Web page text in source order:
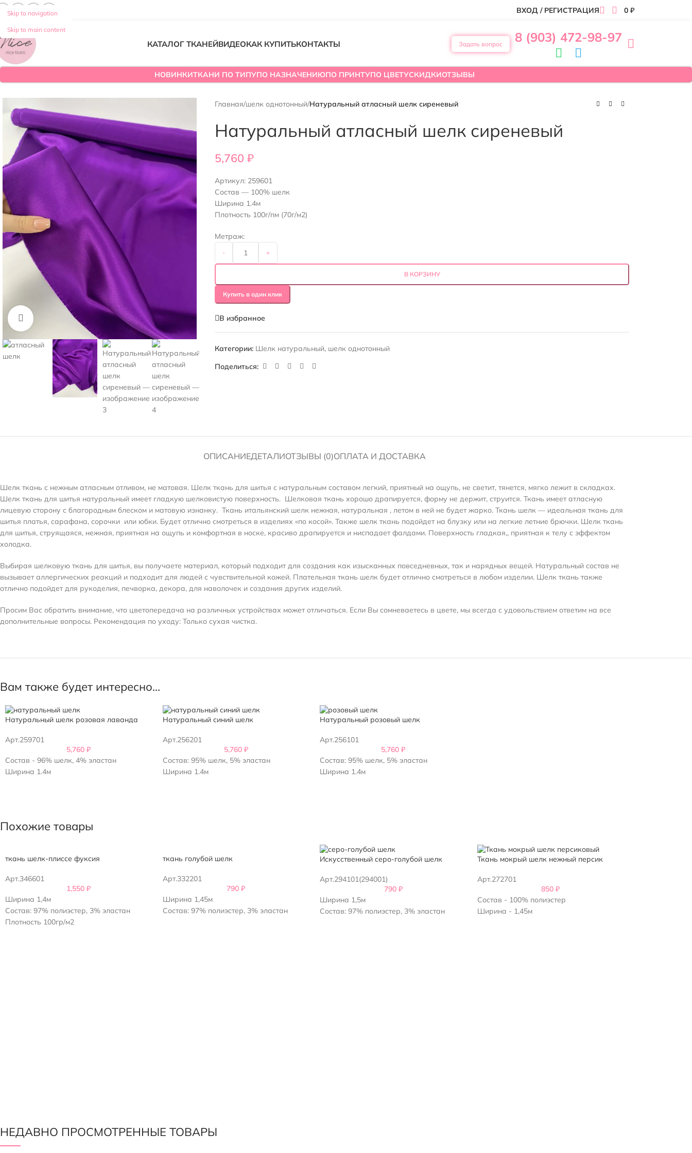
Skip to navigation
Skip to main content
ВХОД / РЕГИСТРАЦИЯ 0 ₽
КАТАЛОГ ТКАНЕЙВИДЕОКАК КУПИТЬКОНТАКТЫ Задать вопрос 8 (903) 472-98-97
НОВИНКИТКАНИ ПО ТИПУПО НАЗНАЧЕНИЮПО ПРИНТУПО ЦВЕТУСКИДКИОТЗЫВЫ
Нажмите, чтобы увеличить
Главная/шелк однотонный/Натуральный атласный шелк сиреневый
Натуральный атласный шелк сиреневый
5,760₽
Артикул: 259601
Состав — 100% шелк
Ширина 1.4м
Плотность 100г/пм (70г/м2)
Метраж:
- +
В КОРЗИНУ
Купить в один клик
В избранное
Категории: Шелк натуральный, шелк однотонный
Поделиться:
ОПИСАНИЕДЕТАЛИОТЗЫВЫ (0)ОПЛАТА И ДОСТАВКА
Шелк ткань с нежным атласным отливом, не матовая. Шелк ткань для шитья с натуральным составом легкий, приятный на ощупь, не светит, тянется, мягко лежит в складках.
Шелк ткань для шитья натуральный имеет гладкую шелковистую поверхность. Шелковая ткань хорошо драпируется, форму не держит, струится. Ткань имеет атласную
лицевую сторону с благородным блеском и матовую изнанку. Ткань итальянский шелк нежная, натуральная , летом в ней не будет жарко. Ткань шелк — идеальная ткань для
шитья платья, сарафана, сорочки или юбки. Будет отлично смотреться в изделиях «по косой». Также шелк ткань подойдет на блузку или на легкие летние брючки. Шелк ткань
для шитья, струящаяся, нежная, приятная на ощупь и комфортная в носке, красиво драпируется и ниспадает фалдами. Поверхность гладкая,, приятная к телу с эффектом
холодка.
Выбирая шелковую ткань для шитья, вы получаете материал, который подходит для создания как изысканных повседневных, так и нарядных вещей. Натуральный состав не
вызывает аллергических реакций и подходит для людей с чувствительной кожей. Плательная ткань шелк будет отлично смотреться в любом изделии. Шелк ткань также
отлично подойдет для рукоделия, печворка, декора, для наволочек и создания других изделий.
Просим Вас обратить внимание, что цветопередача на различных устройствах может отличаться. Если Вы сомневаетесь в цвете, мы всегда с удовольствием ответим на все
дополнительные вопросы. Рекомендация по уходу: Только сухая чистка.
Вам также будет интересно…
Натуральный шелк розовая лаванда
Арт.259701
5,760₽
Состав - 96% шелк, 4% эластан
Ширина 1.4м
Натуральный синий шелк
Арт.256201
5,760 ₽
Состав: 95% шелк, 5% эластан
Ширина 1.4м
Натуральный розовый шелк
Арт.256101
5,760₽
Состав: 95% шелк, 5% эластан
Ширина 1.4м
Похожие товары
ткань шелк-плиссе фуксия
Арт.346601
1,550₽
Ширина 1,4м
Состав: 97% полиэстер, 3% эластан
Плотность 100гр/м2
ткань голубой шелк
Арт.332201
790₽
Ширина 1,45м
Состав: 97% полиэстер, 3% эластан
Искусственный серо-голубой шелк
Арт.294101(294001)
790 ₽
Ширина 1,5м
Состав: 97% полиэстер, 3% эластан
Ткань мокрый шелк нежный персик
Арт.272701
850₽
Состав - 100% полиэстер
Ширина - 1,45м
НЕДАВНО ПРОСМОТРЕННЫЕ ТОВАРЫ